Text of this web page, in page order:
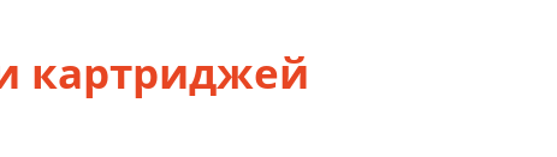
картриджей